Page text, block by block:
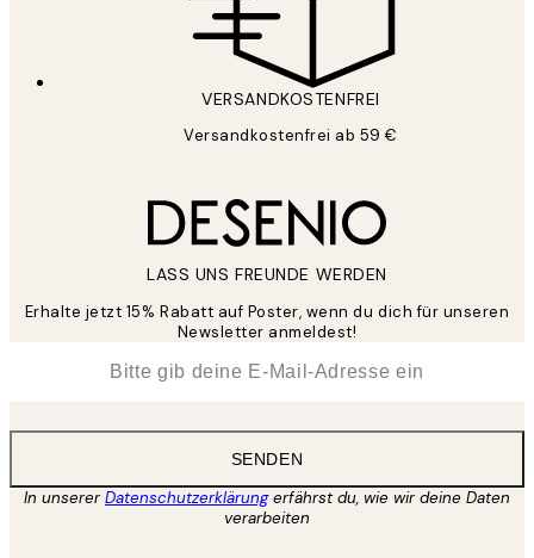
VERSANDKOSTENFREI
Versandkostenfrei ab 59 €
LASS UNS FREUNDE WERDEN
Erhalte jetzt 15% Rabatt auf Poster, wenn du dich für unseren
Newsletter anmeldest!
SENDEN
In unsererDatenschutzerklärungerfährst du, wie wir deine Daten
verarbeiten